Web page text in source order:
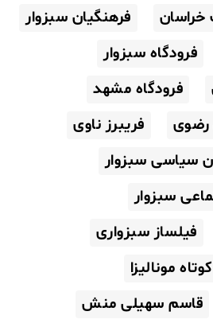
خراسان
فرهنگیان سبزوار
فرودگاه سبزوار
فرودگاه مشهد
رضوی
فریبرز ناوی
سیاسی سبزوار
سبزوار
فیلساز سبزواری
مونالیزا
قاسم سهیلی منش